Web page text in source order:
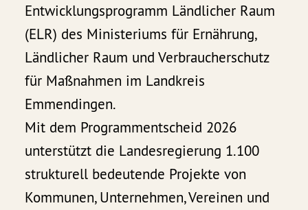
Entwicklungsprogramm Ländlicher Raum
(ELR) des Ministeriums für Ernährung,
Ländlicher Raum und Verbraucherschutz
für Maßnahmen im Landkreis
Emmendingen.
Mit dem Programmentscheid 2026
unterstützt die Landesregierung 1.100
strukturell bedeutende Projekte von
Kommunen, Unternehmen, Vereinen und